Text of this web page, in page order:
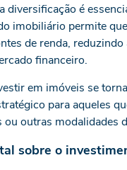
diversificação é
imobiliário permite
de renda, reduzindo
financeiro.
em imóveis se
para aqueles
ou outras modalidades
sobre o